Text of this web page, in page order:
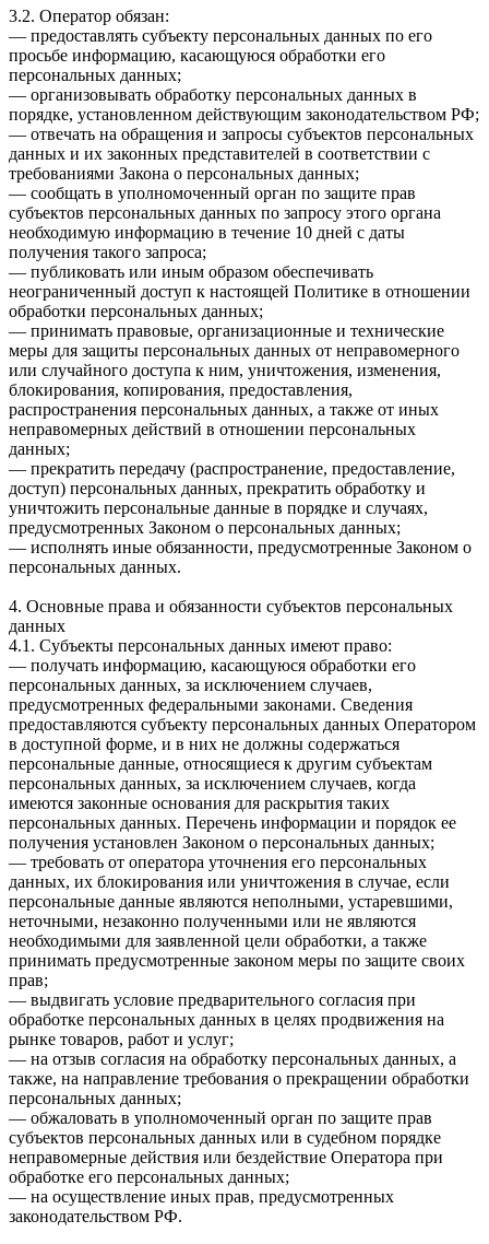
3.2. Оператор обязан:
— предоставлять субъекту персональных данных по его
просьбе информацию, касающуюся обработки его
персональных данных;
— организовывать обработку персональных данных в
порядке, установленном действующим законодательством РФ;
— отвечать на обращения и запросы субъектов персональных
данных и их законных представителей в соответствии с
требованиями Закона о персональных данных;
— сообщать в уполномоченный орган по защите прав
субъектов персональных данных по запросу этого органа
необходимую информацию в течение 10 дней с даты
получения такого запроса;
— публиковать или иным образом обеспечивать
неограниченный доступ к настоящей Политике в отношении
обработки персональных данных;
— принимать правовые, организационные и технические
меры для защиты персональных данных от неправомерного
или случайного доступа к ним, уничтожения, изменения,
блокирования, копирования, предоставления,
распространения персональных данных, а также от иных
неправомерных действий в отношении персональных
данных;
— прекратить передачу (распространение, предоставление,
доступ) персональных данных, прекратить обработку и
уничтожить персональные данные в порядке и случаях,
предусмотренных Законом о персональных данных;
— исполнять иные обязанности, предусмотренные Законом о
персональных данных.
4. Основные права и обязанности субъектов персональных
данных
4.1. Субъекты персональных данных имеют право:
— получать информацию, касающуюся обработки его
персональных данных, за исключением случаев,
предусмотренных федеральными законами. Сведения
предоставляются субъекту персональных данных Оператором
в доступной форме, и в них не должны содержаться
персональные данные, относящиеся к другим субъектам
персональных данных, за исключением случаев, когда
имеются законные основания для раскрытия таких
персональных данных. Перечень информации и порядок ее
получения установлен Законом о персональных данных;
— требовать от оператора уточнения его персональных
данных, их блокирования или уничтожения в случае, если
персональные данные являются неполными, устаревшими,
неточными, незаконно полученными или не являются
необходимыми для заявленной цели обработки, а также
принимать предусмотренные законом меры по защите своих
прав;
— выдвигать условие предварительного согласия при
обработке персональных данных в целях продвижения на
рынке товаров, работ и услуг;
— на отзыв согласия на обработку персональных данных, а
также, на направление требования о прекращении обработки
персональных данных;
— обжаловать в уполномоченный орган по защите прав
субъектов персональных данных или в судебном порядке
неправомерные действия или бездействие Оператора при
обработке его персональных данных;
— на осуществление иных прав, предусмотренных
законодательством РФ.